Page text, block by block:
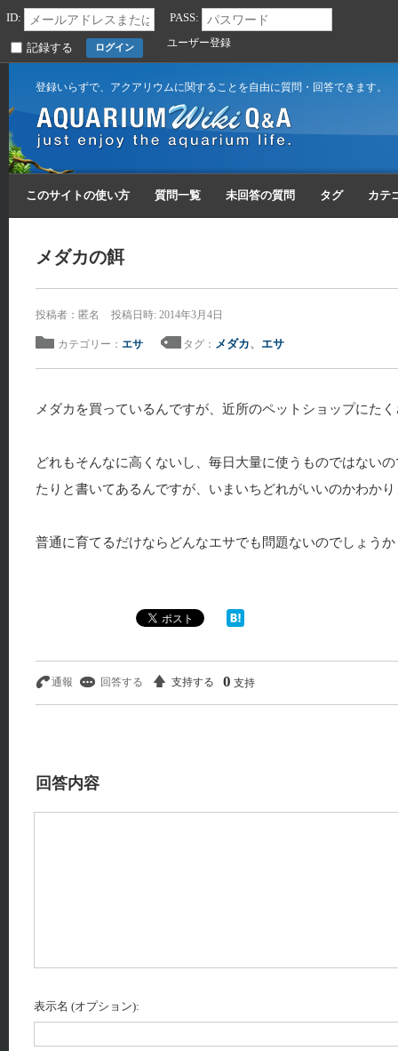
ID: PASS:
記録する ユーザー登録
登録いらずで、アクアリウムに関することを自由に質問・回答できます。
このサイトの使い方 質問一覧 未回答の質問 タグ カテ
メダカの餌
投稿者：匿名 投稿日時: 2014年3月4日
カテゴリー： エサ タグ： メダカ、 エサ
メダカを買っているんですが、近所のペットショップにた
どれもそんなに高くないし、毎日大量に使うものではない
たりと書いてあるんですが、いまいちどれがいいのかわか
普通に育てるだけならどんなエサでも問題ないのでしょう
0 支持
回答内容
表示名 (オプション):